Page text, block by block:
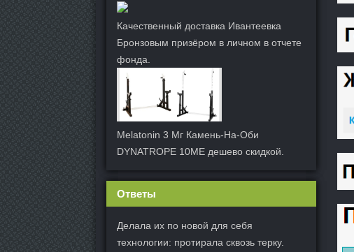
Качественный доставка Ивантеевка
Бронзовым призёром в личном в отчете
фонда.
Melatonin 3 Мг Камень-На-Оби
DYNATROPE 10ME дешево скидкой.
Ответы
Делала их по новой для себя
технологии: протирала сквозь терку.